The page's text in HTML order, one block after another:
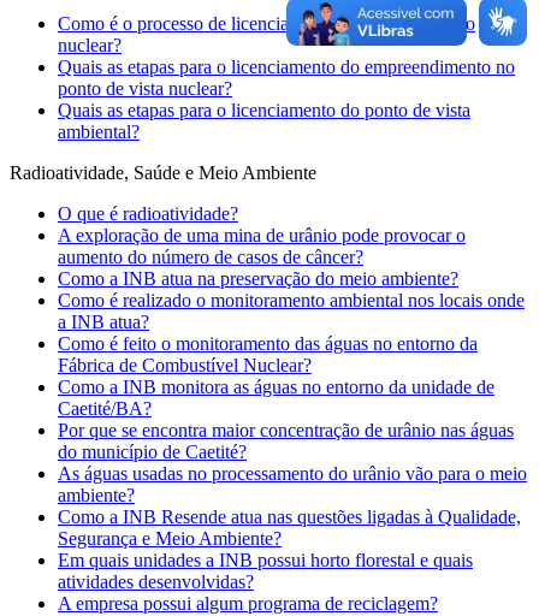
Como é o processo de licenciamento de uma instalação
nuclear?
Quais as etapas para o licenciamento do empreendimento no
ponto de vista nuclear?
Quais as etapas para o licenciamento do ponto de vista
ambiental?
Radioatividade, Saúde e Meio Ambiente
O que é radioatividade?
A exploração de uma mina de urânio pode provocar o
aumento do número de casos de câncer?
Como a INB atua na preservação do meio ambiente?
Como é realizado o monitoramento ambiental nos locais onde
a INB atua?
Como é feito o monitoramento das águas no entorno da
Fábrica de Combustível Nuclear?
Como a INB monitora as águas no entorno da unidade de
Caetité/BA?
Por que se encontra maior concentração de urânio nas águas
do município de Caetité?
As águas usadas no processamento do urânio vão para o meio
ambiente?
Como a INB Resende atua nas questões ligadas à Qualidade,
Segurança e Meio Ambiente?
Em quais unidades a INB possui horto florestal e quais
atividades desenvolvidas?
A empresa possui algum programa de reciclagem?